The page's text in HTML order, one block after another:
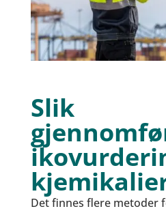
Slik
Det finnes flere metoder